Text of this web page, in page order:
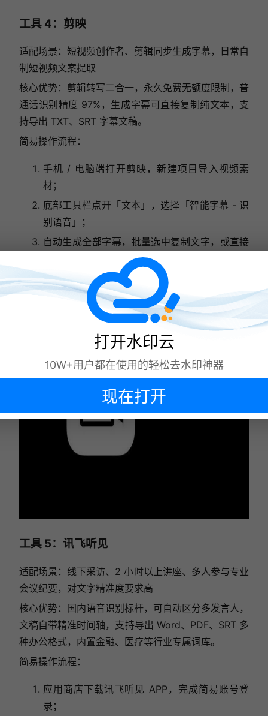
工具 4：剪映
适配场景：短视频创作者、剪辑同步生成字幕，日常自
制短视频文案提取
核心优势：剪辑转写二合一，永久免费无额度限制，普
通话识别精度 97%，生成字幕可直接复制纯文本，支
持导出 TXT、SRT 字幕文稿。
简易操作流程：
手机 / 电脑端打开剪映，新建项目导入视频素
材；
底部工具栏点开「文本」，选择「智能字幕 - 识
别语音」；
自动生成全部字幕，批量选中复制文字，或直接
工具 5：讯飞听见
适配场景：线下采访、2 小时以上讲座、多人参与专业
会议纪要，对文字精准度要求高
核心优势：国内语音识别标杆，可自动区分多发言人，
文稿自带精准时间轴，支持导出 Word、PDF、SRT 多
种办公格式，内置金融、医疗等行业专属词库。
简易操作流程：
应用商店下载讯飞听见 APP，完成简易账号登
录；
打开水印云
10W+用户都在使用的轻松去水印神器
现在打开
下次再说